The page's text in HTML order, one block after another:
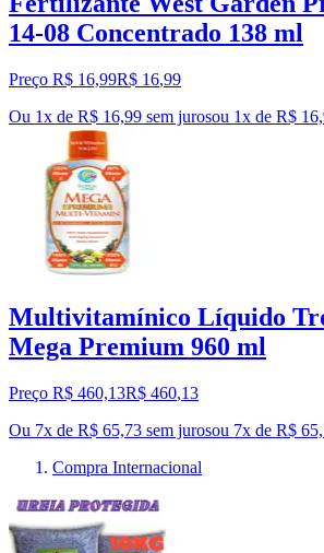
14-08 Concentrado 138 ml
Preço R$ 16,99R$ 16,99
Ou 1x de R$ 16,99 sem jurosou 1x de R$
Multivitamínico Líquido
Mega Premium 960 ml
Preço R$ 460,13R$ 460,13
Ou 7x de R$ 65,73 sem jurosou 7x de R$
Compra Internacional